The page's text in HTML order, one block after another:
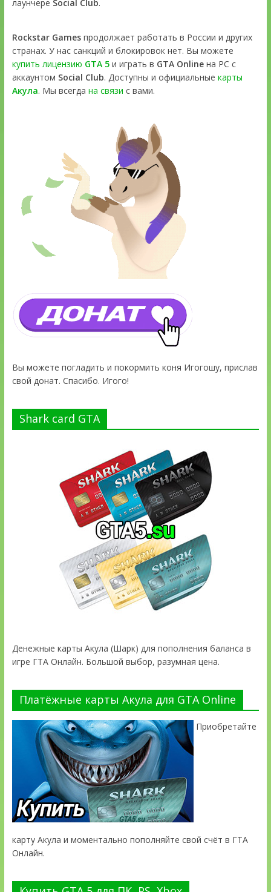
лаунчере Social Club.
Rockstar Gamesпродолжает работать в России и других
странах. У нас санкций и блокировок нет. Вы можете
купить лицензию GTA 5и играть в GTA Onlineна PC с
аккаунтом Social Club. Доступны и официальные карты
Акула. Мы всегда на связи с вами.
Вы можете погладить и покормить коня Игогошу, прислав
свой донат. Спасибо. Игого!
Shark card GTA
Денежные карты Акула (Шарк) для пополнения баланса в
игре ГТА Онлайн. Большой выбор, разумная цена.
Платёжные карты Акула для GTA Online
Приобретайте
карту Акула и моментально пополняйте свой счёт в ГТА
Онлайн.